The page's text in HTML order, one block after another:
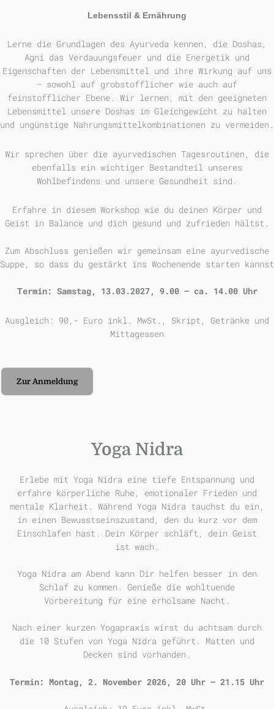
Lebensstil & Ernährung
Lerne die Grundlagen des Ayurveda kennen, die Doshas,
Agni das Verdauungsfeuer und die Energetik und
Eigenschaften der Lebensmittel und ihre Wirkung auf uns
– sowohl auf grobstofflicher wie auch auf
feinstofflicher Ebene. Wir lernen, mit den geeigneten
Lebensmittel unsere Doshas im Gleichgewicht zu halten
und ungünstige Nahrungsmittelkombinationen zu vermeiden.
Wir sprechen über die ayurvedischen Tagesroutinen, die
ebenfalls ein wichtiger Bestandteil unseres
Wohlbefindens und unsere Gesundheit sind.
Erfahre in diesem Workshop wie du deinen Körper und
Geist in Balance und dich gesund und zufrieden hältst.
Zum Abschluss genießen wir gemeinsam eine ayurvedische
Suppe, so dass du gestärkt ins Wochenende starten kannst
Termin: Samstag, 13.03.2027, 9.00 – ca. 14.00 Uhr
Ausgleich: 90,- Euro inkl. MwSt., Skript, Getränke und
Mittagessen
Zur Anmeldung
Yoga Nidra
Erlebe mit Yoga Nidra eine tiefe Entspannung und
erfahre körperliche Ruhe, emotionaler Frieden und
mentale Klarheit. Während Yoga Nidra tauchst du ein,
in einen Bewusstseinszustand, den du kurz vor dem
Einschlafen hast. Dein Körper schläft, dein Geist
ist wach.
Yoga Nidra am Abend kann Dir helfen besser in den
Schlaf zu kommen. Genieße die wohltuende
Vorbereitung für eine erholsame Nacht.
Nach einer kurzen Yogapraxis wirst du achtsam durch
die 10 Stufen von Yoga Nidra geführt. Matten und
Decken sind vorhanden.
Termin: Montag, 2. November 2026, 20 Uhr – 21.15 Uhr